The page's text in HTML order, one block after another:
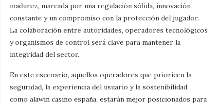
madurez, marcada por una regulación sólida, innovación
constante y un compromiso con la protección del jugador.
La colaboración entre autoridades, operadores tecnológicos
y organismos de control será clave para mantener la
integridad del sector.
En este escenario, aquellos operadores que prioricen la
seguridad, la experiencia del usuario y la sostenibilidad,
como alawin casino españa, estarán mejor posicionados para